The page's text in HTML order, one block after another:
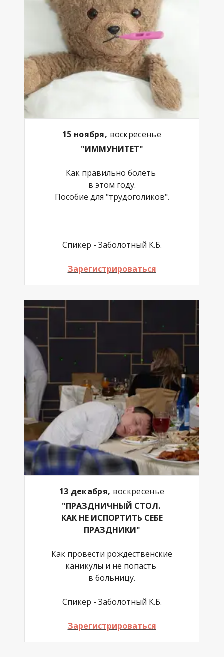
15 ноября, воскресенье
"ИММУНИТЕТ"
Как правильно болеть
в этом году.
Пособие для "трудоголиков".
Спикер - Заболотный К.Б.
Зарегистрироваться
13 декабря, воскресенье
"ПРАЗДНИЧНЫЙ СТОЛ.
КАК НЕ ИСПОРТИТЬ СЕБЕ
ПРАЗДНИКИ"
Как провести рождественские
каникулы и не попасть
в больницу.
Спикер - Заболотный К.Б.
Зарегистрироваться